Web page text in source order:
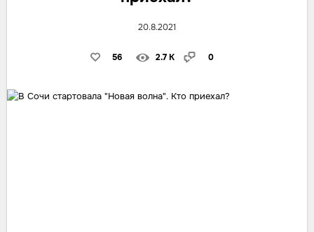
20.8.2021
56 2.7 K 0